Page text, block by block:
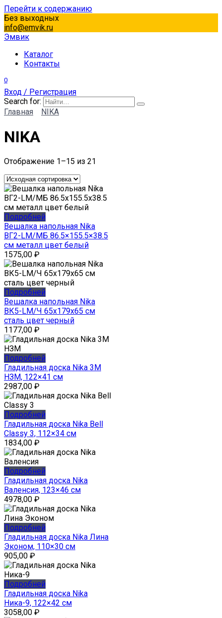
Перейти к содержанию
Без выходных
info@emvik.ru
Эмвик
Каталог
Контакты
0
Вход / Регистрация
Search for:
Главная
NIKA
NIKA
Отображение 1–15 из 21
Подробней
Вешалка напольная Nika
ВГ2-LM/МБ 86.5×155.5×38.5
см металл цвет белый
1575,00 ₽
Подробней
Вешалка напольная Nika
ВК5-LM/Ч 65x179x65 см
сталь цвет черный
1177,00 ₽
Подробней
Гладильная доска Nika 3М
НЗМ, 122×41 см
2987,00 ₽
Подробней
Гладильная доска Nika Bell
Classy 3, 112×34 см
1834,00 ₽
Подробней
Гладильная доска Nika
Валенсия, 123×46 см
4978,00 ₽
Подробней
Гладильная доска Nika Лина
Эконом, 110×30 см
905,00 ₽
Подробней
Гладильная доска Nika
Ника-9, 122×42 см
3058,00 ₽